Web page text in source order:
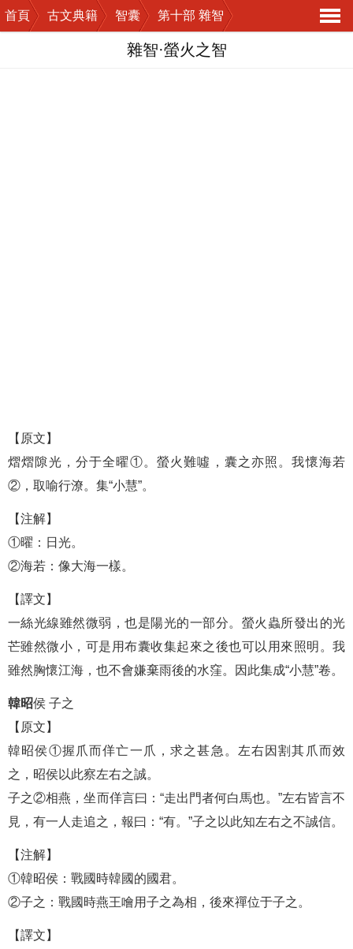
首頁 古文典籍 智囊
第十部 雜智
導
雜智·螢火之智
【原文】
熠熠隙光，分于全曜①。螢火難噓，囊之亦照。我懷海若
②，取喻行潦。集“小慧”。
【注解】
①曜：日光。
②海若：像大海一樣。
【譯文】
一絲光線雖然微弱，也是陽光的一部分。螢火蟲所發出的光
芒雖然微小，可是用布囊收集起來之後也可以用來照明。我
雖然胸懷江海，也不會嫌棄雨後的水窪。因此集成“小慧”卷。
韓昭侯 子之
【原文】
韓昭侯①握爪而佯亡一爪，求之甚急。左右因割其爪而效
之，昭侯以此察左右之誠。
子之②相燕，坐而佯言曰：“走出門者何白馬也。”左右皆言不
見，有一人走追之，報曰：“有。”子之以此知左右之不誠信。
【注解】
①韓昭侯：戰國時韓國的國君。
②子之：戰國時燕王噲用子之為相，後來禪位于子之。
【譯文】